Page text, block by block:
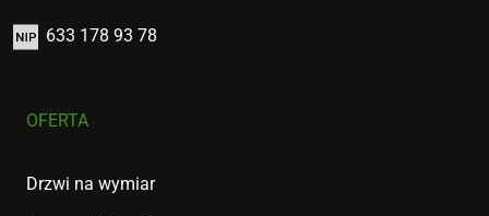
633 178 93 78
OFERTA
Drzwi na wymiar